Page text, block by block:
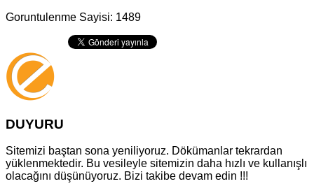
Goruntulenme Sayisi: 1489
DUYURU
Sitemizi baştan sona yeniliyoruz. Dökümanlar tekrardan
yüklenmektedir. Bu vesileyle sitemizin daha hızlı ve kullanışlı
olacağını düşünüyoruz. Bizi takibe devam edin !!!